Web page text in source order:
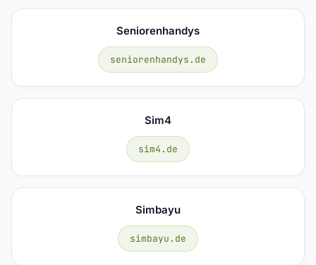
Seniorenhandys
seniorenhandys.de
Sim4
sim4.de
Simbayu
simbayu.de